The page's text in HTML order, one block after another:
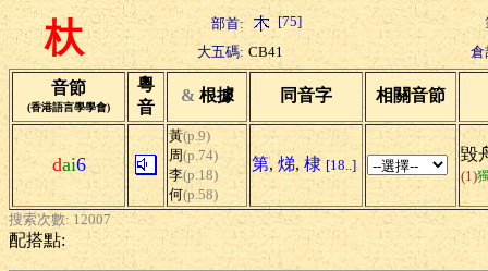
杕 部首: [75]
大五碼: CB41 倉
音節
(香港語言學學會)
粵
音
& 根據 同音字 相關音節
dai6
黃(p.9)
周(p.74)
李(p.18)
何(p.58)
第, 焍, 棣 [18..]
毀
(1)
搜索次數: 12007
配搭點: